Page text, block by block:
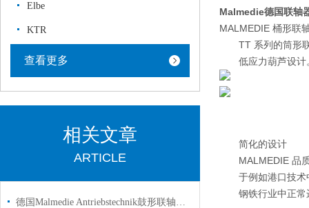
Elbe
KTR
查看更多
相关文章
ARTICLE
德国Malmedie Antriebstechnik鼓形联轴器FTTXs 21用于国内钢厂铝厂使用
Malmedie德国联轴
MALMEDIE 桶形联
TT 系列的筒形
低应力葫芦设计
简化的设计
MALMEDIE 品质
于例如港口技术
钢铁行业中正常